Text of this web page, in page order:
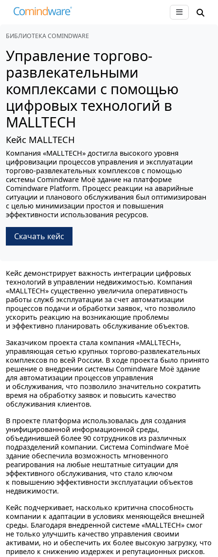
БИБЛИОТЕКА COMINDWARE
Управление торгово-
развлекательными
комплексами с помощью
цифровых технологий в
MALLTECH
Кейс MALLTECH
Компания «MALLTECH» достигла высокого уровня
цифровизации процессов управления и эксплуатации
торгово-развлекательных комплексов с помощью
системы Comindware Моё здание на платформе
Comindware Platform. Процесс реакции на аварийные
ситуации и планового обслуживания был оптимизирован
с целью минимизации простоя и повышения
эффективности использования ресурсов.
Скачать кейс
Кейс демонстрирует важность интеграции цифровых
технологий в управлении недвижимостью. Компания
«MALLTECH» существенно увеличила оперативность
работы служб эксплуатации за счет автоматизации
процессов подачи и обработки заявок, что позволило
ускорить реакцию на возникающие проблемы
и эффективно планировать обслуживание объектов.
Заказчиком проекта стала компания «MALLTECH»,
управляющая сетью крупных торгово-развлекательных
комплексов по всей России. В ходе проекта было принято
решение о внедрении системы Comindware Моё здание
для автоматизации процессов управления
и обслуживания, что позволило значительно сократить
время на обработку заявок и повысить качество
обслуживания клиентов.
В проекте платформа использовалась для создания
унифицированной информационной среды,
объединившей более 90 сотрудников из различных
подразделений компании. Система Comindware Моё
здание обеспечила возможность мгновенного
реагирования на любые нештатные ситуации для
эффективного обслуживания, что стало ключом
к повышению эффективности эксплуатации объектов
недвижимости.
Кейс подчеркивает, насколько критична способность
компании к адаптации в условиях меняющейся внешней
среды. Благодаря внедренной системе «MALLTECH» смог
не только улучшить качество управления своими
активами, но и обеспечить их более высокую загрузку, что
привело к снижению издержек и репутационных рисков.